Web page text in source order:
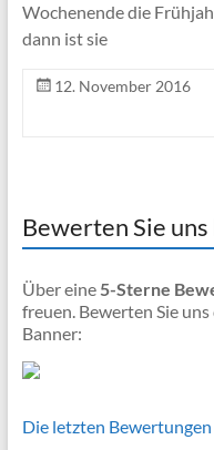
Wochenende die
dann ist sie
12. November 2016
Bewerten Sie
Über eine 5-Sterne
freuen. Bewerten Sie
Banner:
Die letzten Bewertungen